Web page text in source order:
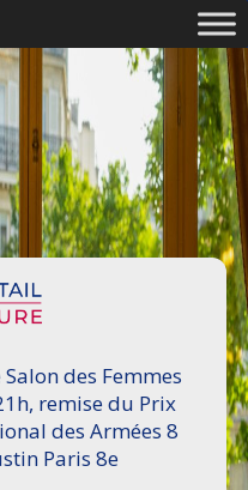
Salon des Femmes
remise du Prix
des Armées 8
Paris 8e